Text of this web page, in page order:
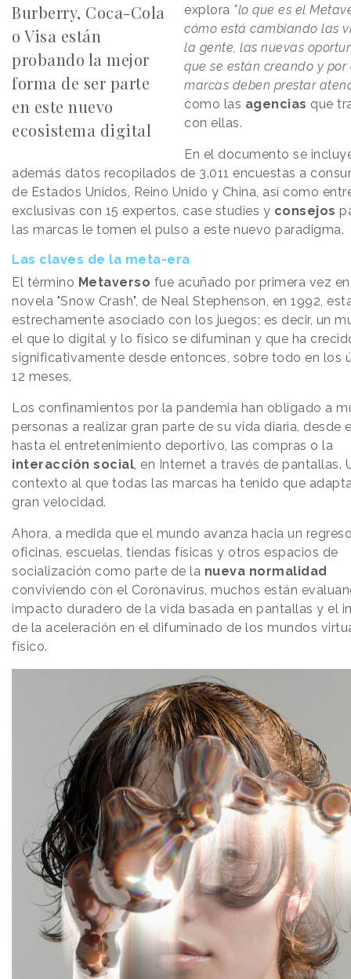
Burberry, Coca-Cola
o Visa están
probando la mejor
forma de ser parte
en este nuevo
ecosistema digital
explora "lo que es el
cómo está cambiando las
la gente, las nuevas
que se están creando y por
marcas deben prestar
como las agencias que
con ellas.
En el documento se
además datos recopilados de 3.011 encuestas a
de Estados Unidos, Reino Unido y China, así como
exclusivas con 15 expertos, case studies y consejos
las marcas le tomen el pulso a este nuevo paradigma.
Las claves de la meta-era
El término Metaverso fue acuñado por primera vez
novela "Snow Crash", de Neal Stephenson, en 1992,
estrechamente asociado con los juegos; es decir, un
el que lo digital y lo físico se difuminan y que ha
significativamente desde entonces, sobre todo en los
12 meses.
Los confinamientos por la pandemia han obligado a
personas a realizar gran parte de su vida diaria, desde
hasta el entretenimiento deportivo, las compras o la
interacción social , en Internet a través de pantallas.
contexto al que todas las marcas ha tenido que
gran velocidad.
Ahora, a medida que el mundo avanza hacia un
oficinas, escuelas, tiendas físicas y otros espacios de
socialización como parte de la nueva normalidad
conviviendo con el Coronavirus, muchos están
impacto duradero de la vida basada en pantallas y el
de la aceleración en el difuminado de los mundos
físico.